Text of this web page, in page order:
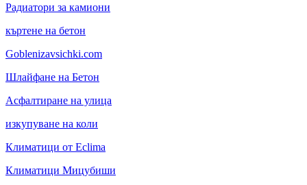
Радиатори за камиони
къртене на бетон
Goblenizavsichki.com
Шлайфане на Бетон
Асфалтиране на улица
изкупуване на коли
Климатици от Eclima
Климатици Мицубиши